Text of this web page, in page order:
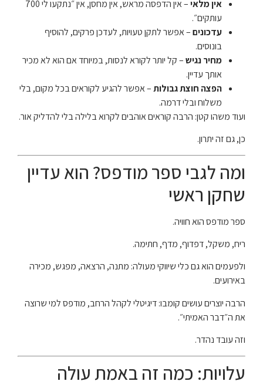
אין מלאי
– אין הדפסה מראש, אין מחסן, אין ״נתקעו לי 700
עותקים״.
עדכונים– אפשר לתקן טעויות, לעדכן פרקים, להוסיף
בונוסים.
מחיר נגיש– קל יותר לקורא לנסות, במיוחד אם הוא לא מכיר
אותך עדיין.
הפצה חוצת גבולות– אפשר להגיע לקוראים בכל מקום, בלי
משלוח ובלי דרמה.
ועוד משהו קטן: הרבה קוראים אוהבים לקרוא בלילה בלי להדליק אור.
כן, גם זה יתרון.
ומה לגבי ספר מודפס? הוא עדיין
שחקן ראשי
ספר מודפס הוא חוויה.
ריח, משקל, דפדוף, מדף, חתימה.
ולפעמים הוא גם כלי שיווקי מעולה: מתנה, הרצאה, מפגש, מכירה
באירועים.
הרבה יוצרים עושים קומבו: דיגיטלי לקהל הרחב, מודפס למי שרוצה
את ה״דבר האמיתי״.
וזה עובד נהדר.
עלויות: כמה זה באמת עולה